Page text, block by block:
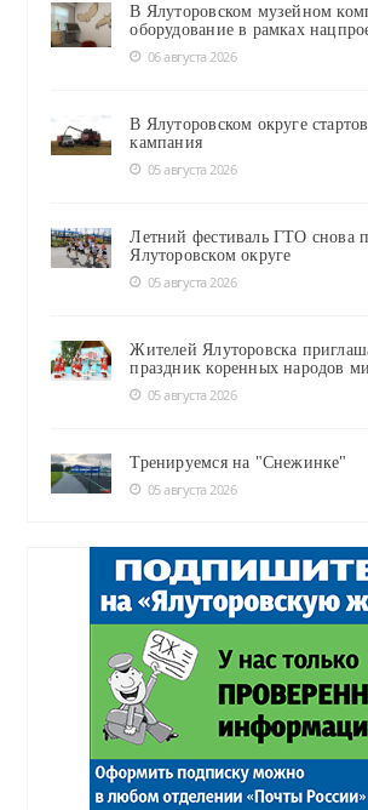
В Ялуторовском музейном
оборудование в рамках
06 августа 2026
В Ялуторовском округе
кампания
05 августа 2026
Летний фестиваль ГТО снова
Ялуторовском округе
05 августа 2026
Жителей Ялуторовска
праздник коренных народов
05 августа 2026
Тренируемся на "Снежинке"
05 августа 2026